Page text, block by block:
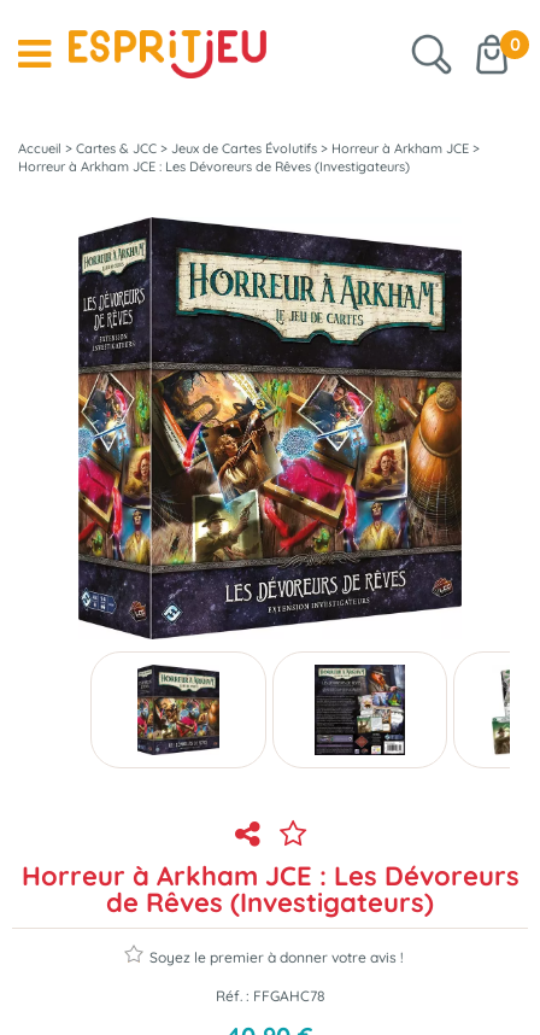
0
Accueil > Cartes & JCC > Jeux de Cartes Évolutifs > Horreur à Arkham JCE >
Horreur à Arkham JCE : Les Dévoreurs de Rêves (Investigateurs)
Horreur à Arkham JCE : Les Dévoreurs
de Rêves (Investigateurs)
Soyez le premier à donner votre avis !
Réf. : FFGAHC78